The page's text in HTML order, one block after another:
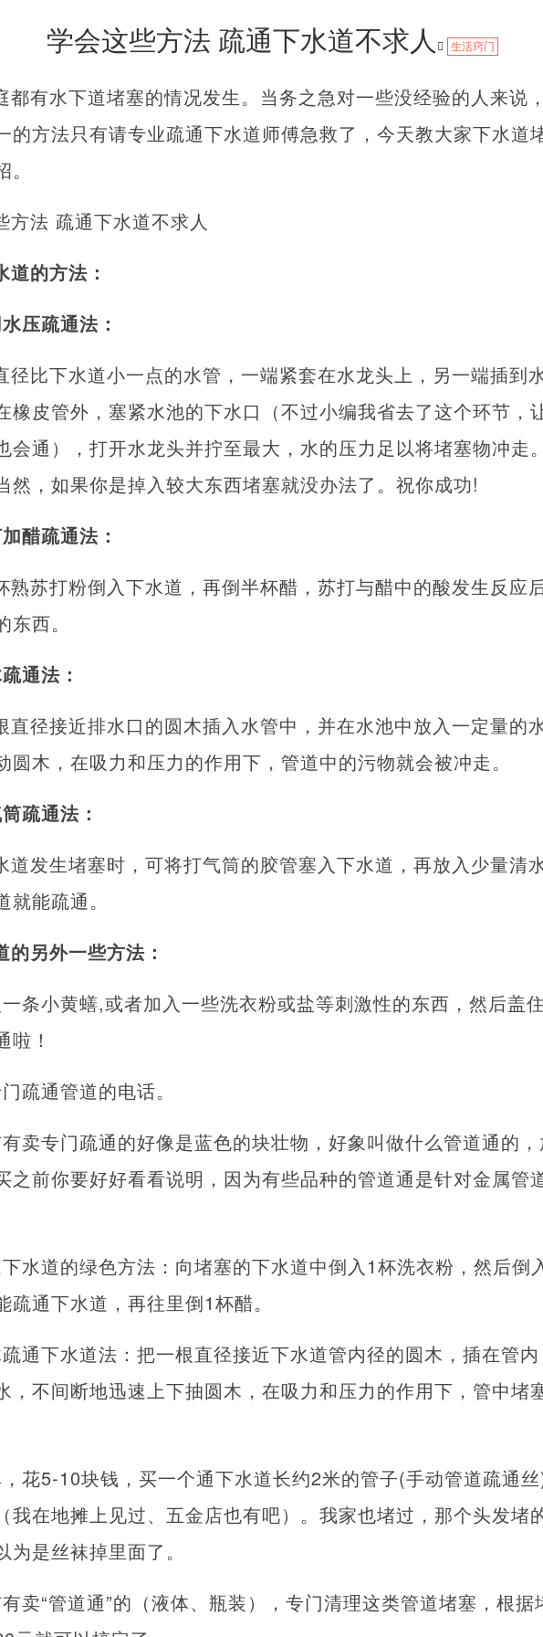
学会这些方法 疏通下水道不求人 生活窍门
都有水下道堵塞的情况发生。当务之急对一些没经验的人来说
的方法只有请专业疏通下水道师傅急救了，今天教大家下水道
方法 疏通下水道不求人
道的方法：
压疏通法：
径比下水道小一点的水管，一端紧套在水龙头上，另一端插到
橡皮管外，塞紧水池的下水口（不过小编我省去了这个环节，
会通），打开水龙头并拧至最大，水的压力足以将堵塞物冲走
然，如果你是掉入较大东西堵塞就没办法了。祝你成功!
醋疏通法：
熟苏打粉倒入下水道，再倒半杯醋，苏打与醋中的酸发生反应
西。
通法：
直径接近排水口的圆木插入水管中，并在水池中放入一定量的
圆木，在吸力和压力的作用下，管道中的污物就会被冲走。
疏通法：
道发生堵塞时，可将打气筒的胶管塞入下水道，再放入少量清
就能疏通。
的另外一些方法：
条小黄蟮,或者加入一些洗衣粉或盐等刺激性的东西，然后盖
啦！
疏通管道的电话。
卖专门疏通的好像是蓝色的块壮物，好象叫做什么管道通的
之前你要好好看看说明，因为有些品种的管道通是针对金属管
水道的绿色方法：向堵塞的下水道中倒入1杯洗衣粉，然后倒
疏通下水道，再往里倒1杯醋。
通下水道法：把一根直径接近下水道管内径的圆木，插在管
，不间断地迅速上下抽圆木，在吸力和压力的作用下，管中堵
花5-10块钱，买一个通下水道长约2米的管子(手动管道疏通
我在地摊上见过、五金店也有吧）。我家也堵过，那个头发堵
为是丝袜掉里面了。
卖“管道通”的（液体、瓶装），专门清理这类管道堵塞，根据